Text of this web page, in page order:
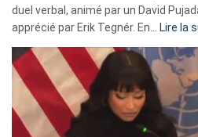
duel verbal, animé par un David
apprécié par Erik Tegnér. En… Lire la